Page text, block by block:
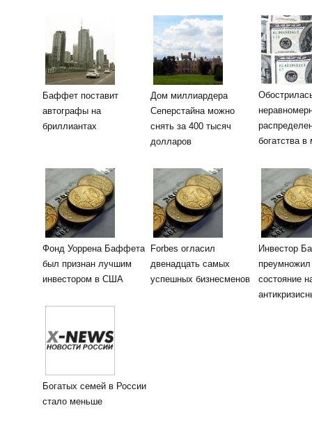
Баффет поставит
автографы на
бриллиантах
Дом миллиардера
Сеперстайна можно
снять за 400 тысяч
долларов
богатства в
Фонд Уоррена Баффета
был признан лучшим
инвестором в США
Forbes огласил
двенадцать самых
успешных бизнесменов
Инвестор
преумножил
состояние
Богатых семей в России
стало меньше